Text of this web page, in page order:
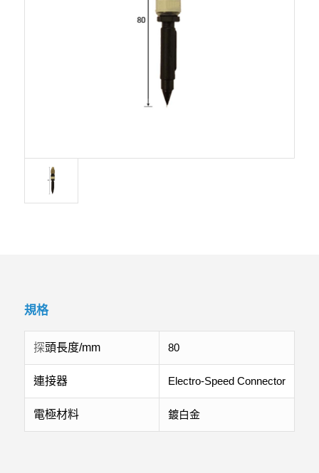
規格
探頭長度/mm 80
連接器 Electro-Speed Connector
電極材料 鍍白金